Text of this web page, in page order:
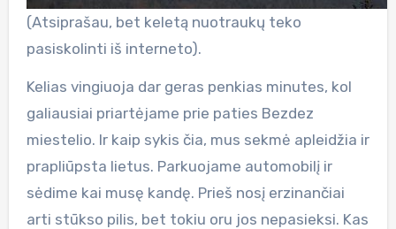
(Atsiprašau, bet keletą nuotraukų teko
pasiskolinti iš interneto).
Kelias vingiuoja dar geras penkias minutes, kol
galiausiai priartėjame prie paties Bezdez
miestelio. Ir kaip sykis čia, mus sekmė apleidžia ir
prapliūpsta lietus. Parkuojame automobilį ir
sėdime kai musę kandę. Prieš nosį erzinančiai
arti stūkso pilis, bet tokiu oru jos nepasieksi. Kas